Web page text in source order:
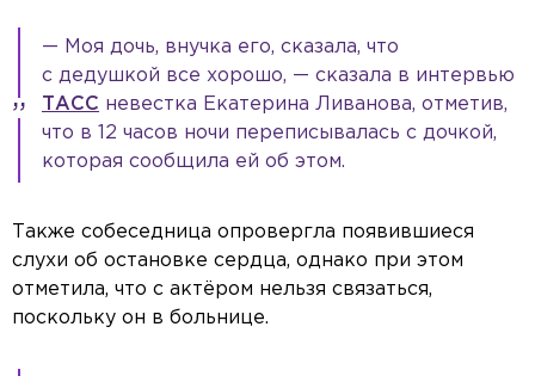
— Моя дочь, внучка его, сказала, что
с дедушкой все хорошо, — сказала в интервью
ТАСС невестка Екатерина Ливанова, отметив,
что в 12 часов ночи переписывалась с дочкой,
которая сообщила ей об этом.
Также собеседница опровергла появившиеся
слухи об остановке сердца, однако при этом
отметила, что с актёром нельзя связаться,
поскольку он в больнице.